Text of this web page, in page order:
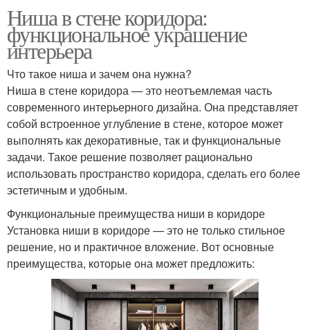
Ниша в стене коридора:
функциональное украшение
интерьера
Что такое ниша и зачем она нужна?
Ниша в стене коридора — это неотъемлемая часть
современного интерьерного дизайна. Она представляет
собой встроенное углубление в стене, которое может
выполнять как декоративные, так и функциональные
задачи. Такое решение позволяет рационально
использовать пространство коридора, сделать его более
эстетичным и удобным.
Функциональные преимущества ниши в коридоре
Установка ниши в коридоре — это не только стильное
решение, но и практичное вложение. Вот основные
преимущества, которые она может предложить: